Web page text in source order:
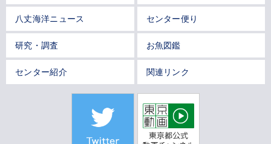
八丈海洋ニュース センター便り
研究・調査 お魚図鑑
センター紹介 関連リンク